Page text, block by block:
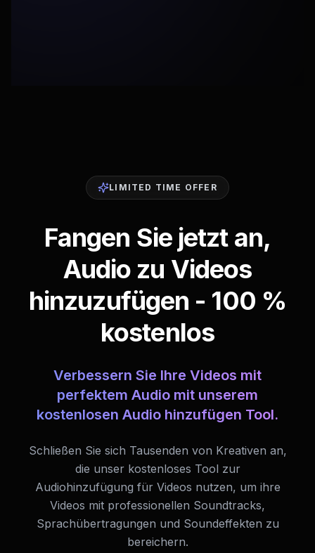
LIMITED TIME OFFER
Fangen Sie jetzt an,
Audio zu Videos
hinzuzufügen - 100 %
kostenlos
Verbessern Sie Ihre Videos mit
perfektem Audio mit unserem
kostenlosen Audio hinzufügen Tool.
Schließen Sie sich Tausenden von Kreativen an,
die unser kostenloses Tool zur
Audiohinzufügung für Videos nutzen, um ihre
Videos mit professionellen Soundtracks,
Sprachübertragungen und Soundeffekten zu
bereichern.